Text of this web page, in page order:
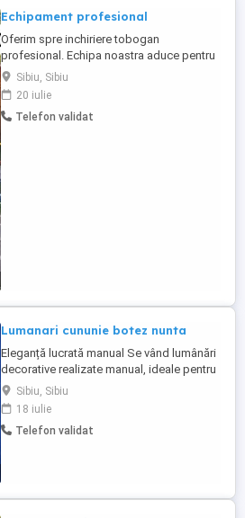
Echipament profesional
Oferim spre inchiriere tobogan
profesional. Echipa noastra aduce pentru
evenimenul tau si personaje din povesti,
jocuri intetactive, pictura pe fata, baloane
de săpun si baloane modelabile. Solicita
o oferta personalizata.
Sibiu, Sibiu
20 iulie
Telefon validat
Lumanari cununie botez nunta
Eleganță lucrată manual Se vând lumânări
decorative realizate manual, ideale pentru
cununie, botez sau evenimente speciale.
Design fin cu perle și cristale Execuție
atentă la fiecare detaliu Aspect rafinat și
deosebit Preț: 250 lei bucată Pentru
Sibiu, Sibiu
18 iulie
Telefon validat